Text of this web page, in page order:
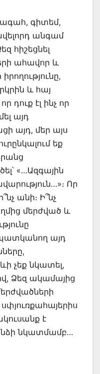
գիտեմ,
անգամ
հիշեցնել
ահավոր և
և հայ
դուք էլ ինչ որ
այդ
այդ, մեր այս
եք
«…Ազգային
Որ
անի։ Ի՞նչ
մերժված և
այդ
չեք նկատել,
Ձեզ ակամայից
սփյուռքահայերիս
է
նկատմամբ…